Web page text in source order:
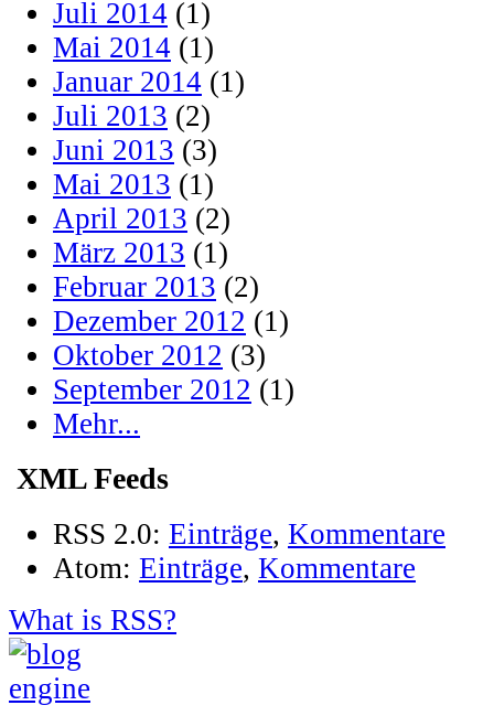
Juli 2014 (1)
Mai 2014 (1)
Januar 2014 (1)
Juli 2013 (2)
Juni 2013 (3)
Mai 2013 (1)
April 2013 (2)
März 2013 (1)
Februar 2013 (2)
Dezember 2012 (1)
Oktober 2012 (3)
September 2012 (1)
Mehr...
XML Feeds
RSS 2.0: Einträge, Kommentare
Atom: Einträge, Kommentare
What is RSS?